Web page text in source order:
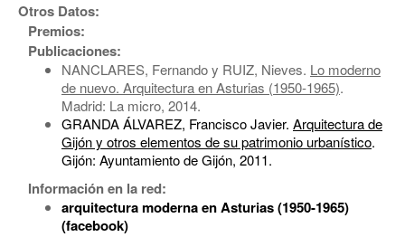
Otros Datos:
Premios:
Publicaciones:
NANCLARES, Fernando y RUIZ, Nieves. Lo moderno
de nuevo. Arquitectura en Asturias (1950-1965).
Madrid: La micro, 2014.
GRANDA ÁLVAREZ, Francisco Javier. Arquitectura de
Gijón y otros elementos de su patrimonio urbanístico.
Gijón: Ayuntamiento de Gijón, 2011.
Información en la red:
arquitectura moderna en Asturias (1950-1965)
(facebook)